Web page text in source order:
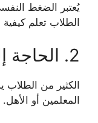
يُعتبر الضغط
الطلاب تعلم
2. الحاجة إلى التوجيه
الكثير من
المعلمين أو